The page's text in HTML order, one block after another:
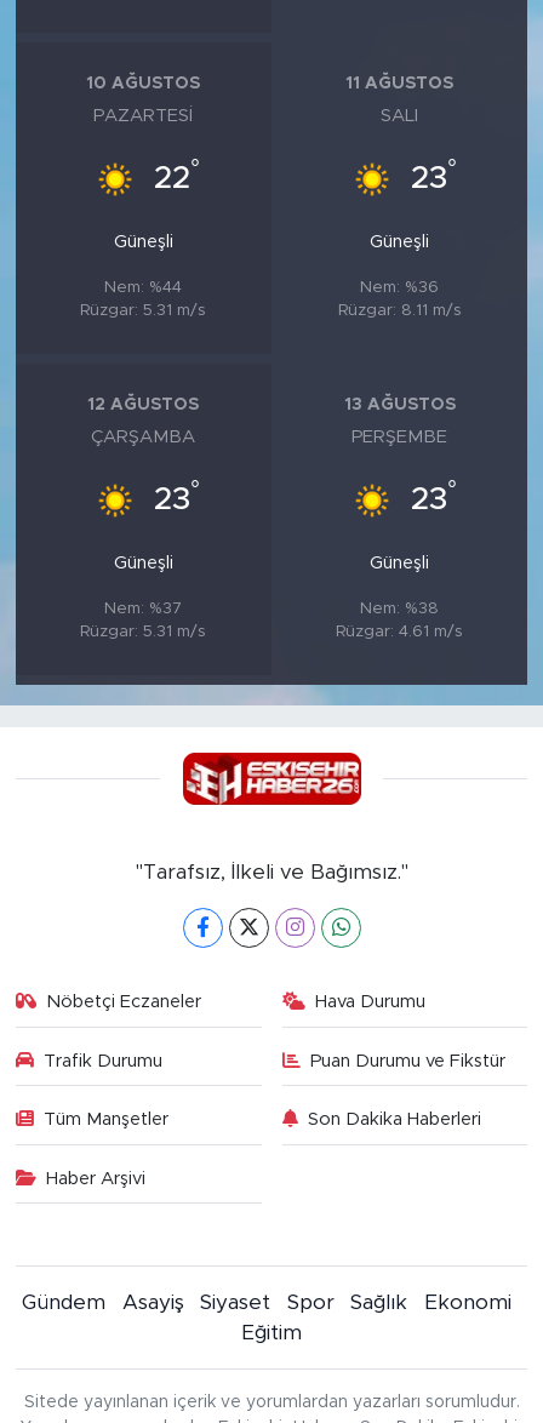
10 AĞUSTOS
PAZARTESI
22°
Güneşli
Nem: %44
Rüzgar: 5.31 m/s
11 AĞUSTOS
SALI
23°
Güneşli
Nem: %36
Rüzgar: 8.11 m/s
12 AĞUSTOS
ÇARŞAMBA
23°
Güneşli
Nem: %37
Rüzgar: 5.31 m/s
13 AĞUSTOS
PERŞEMBE
23°
Güneşli
Nem: %38
Rüzgar: 4.61 m/s
"Tarafsız, İlkeli ve Bağımsız."
Nöbetçi Eczaneler Hava Durumu
Trafik Durumu Puan Durumu ve Fikstür
Tüm Manşetler Son Dakika Haberleri
Haber Arşivi
Gündem Asayiş Siyaset Spor Sağlık
Ekonomi
Eğitim
Sitede yayınlanan içerik ve yorumlardan yazarları sorumludur.